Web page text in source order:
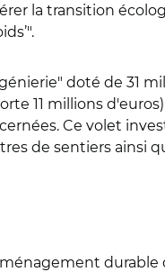
la transition
doté de 31
11 millions
Ce volet
de sentiers ainsi
durable